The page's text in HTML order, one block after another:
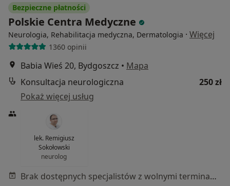
Bezpieczne płatności
Polskie Centra Medyczne
Neurologia, Rehabilitacja medyczna, Dermatologia · Więcej
1360 opinii
Babia Wieś 20, Bydgoszcz • Mapa
Konsultacja neurologiczna
250 zł
Pokaż więcej usług
lek. Remigiusz
Sokołowski
neurolog
Brak dostępnych specjalistów z wolnymi terminami w tym centrum medycznym.